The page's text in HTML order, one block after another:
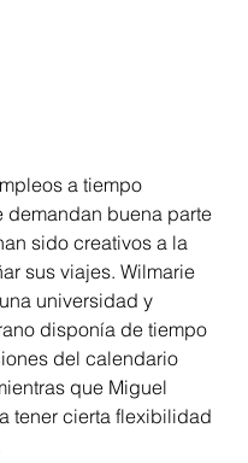
a tiempo
demandan buena parte
sido creativos a la
sus viajes. Wilmarie
universidad y
disponía de tiempo
del calendario
que Miguel
tener cierta flexibilidad